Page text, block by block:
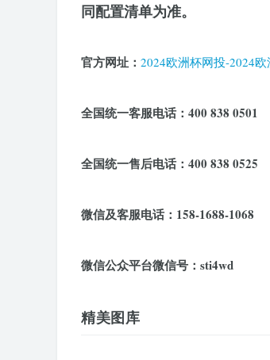
同配置清单为准。
官方网址： 2024欧洲杯网投-2024
全国统一客服电话：400 838 0501
全国统一售后电话：400 838 0525
微信及客服电话：158-1688-1068
微信公众平台微信号：sti4wd
精美图库